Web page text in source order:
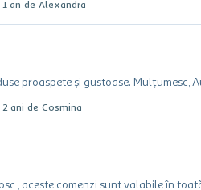
an de Alexandra
2 ani de Cosmina
proaspete și gustoase. Mulțumesc,
, aceste comenzi sunt valabile în